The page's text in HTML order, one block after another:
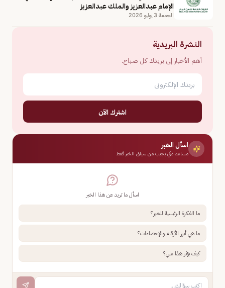
الإمام عبدالعزيز والملك عبدالعزيز
الجمعة 3 يوليو 2026
النشرة البريدية
أهم الأخبار إلى بريدك كل صباح.
اشترك الآن
اسأل الخبر
مساعد ذكي يجيب من سياق الخبر فقط
اسأل ما تريد عن هذا الخبر
ما الفكرة الرئيسية للخبر؟
ما هي أبرز الأرقام والإحصاءات؟
كيف يؤثر هذا علي؟